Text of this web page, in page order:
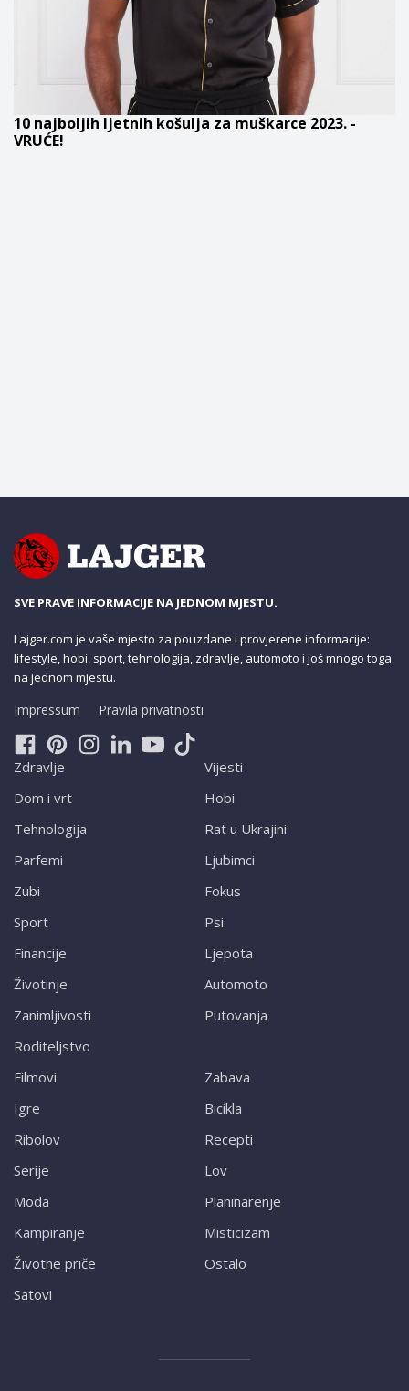
10 najboljih ljetnih košulja za muškarce 2023. -
VRUĆE!
SVE PRAVE INFORMACIJE NA JEDNOM MJESTU.
Lajger.com je vaše mjesto za pouzdane i provjerene informacije:
lifestyle, hobi, sport, tehnologija, zdravlje, automoto i još mnogo toga
na jednom mjestu.
Impressum Pravila privatnosti
Zdravlje
Dom i vrt
Tehnologija
Parfemi
Zubi
Sport
Financije
Životinje
Zanimljivosti
Roditeljstvo
Vijesti
Hobi
Rat u Ukrajini
Ljubimci
Fokus
Psi
Ljepota
Automoto
Putovanja
Filmovi
Igre
Ribolov
Serije
Moda
Kampiranje
Životne priče
Satovi
Zabava
Bicikla
Recepti
Lov
Planinarenje
Misticizam
Ostalo